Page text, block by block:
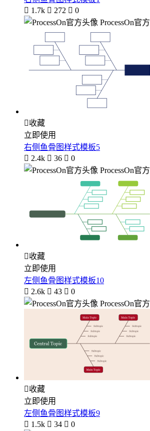
 1.7k  272  0
ProcessOn官方
收藏
立即使用
右侧鱼骨图样式模板5
 2.4k  36  0
ProcessOn官方
收藏
立即使用
左侧鱼骨图样式模板10
 2.6k  43  0
ProcessOn官方
收藏
立即使用
左侧鱼骨图样式模板9
 1.5k  34  0